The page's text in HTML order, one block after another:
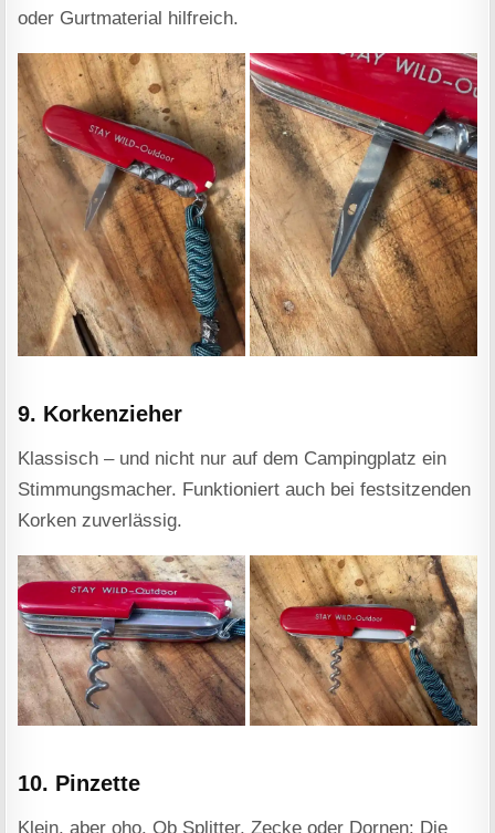
oder Gurtmaterial hilfreich.
9. Korkenzieher
Klassisch – und nicht nur auf dem Campingplatz ein
Stimmungsmacher. Funktioniert auch bei festsitzenden
Korken zuverlässig.
10. Pinzette
Klein, aber oho. Ob Splitter, Zecke oder Dornen: Die